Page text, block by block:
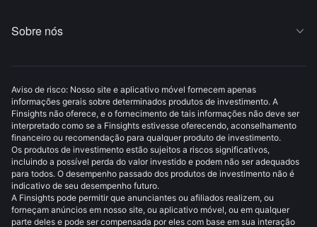
Sobre nós 
Aviso de risco: Nosso site e aplicativo móvel fornecem apenas
informações gerais sobre determinados produtos de investimento. A
Finsights não oferece, e o fornecimento de tais informações não deve ser
interpretado como se a Finsights estivesse oferecendo, aconselhamento
financeiro ou recomendação para qualquer produto de investimento.
Os produtos de investimento estão sujeitos a riscos significativos,
incluindo a possível perda do valor investido e podem não ser adequados
para todos. O desempenho passado dos produtos de investimento não é
indicativo de seu desempenho futuro.
A Finsights pode permitir que anunciantes ou afiliados realizem, ou
forneçam anúncios em nosso site, ou aplicativo móvel, ou em qualquer
parte deles e pode ser compensada por eles com base em sua interação